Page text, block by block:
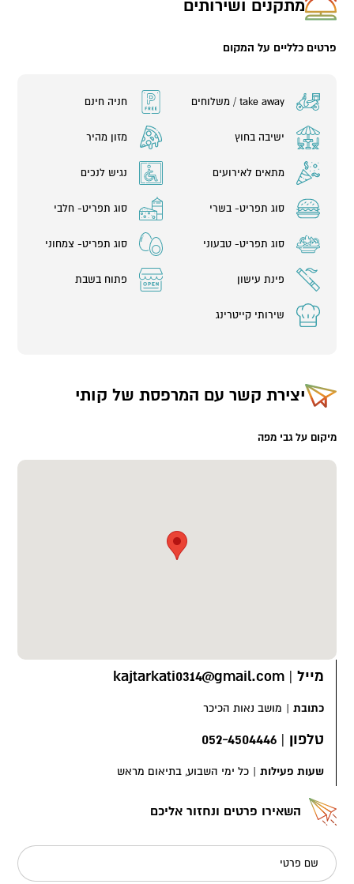
מתקנים ושירותים
פרטים כלליים על המקום
take away / משלוחים חניה חינם
ישיבה בחוץ מזון מהיר
מתאים לאירועים נגיש לנכים
סוג תפריט- בשרי סוג תפריט- חלבי
סוג תפריט- טבעוני סוג תפריט- צמחוני
פינת עישון פתוח בשבת
שירותי קייטרינג
יצירת קשר עם המרפסת של קותי
מיקום על גבי מפה
מייל |
kajtarkati0314@gmail.com
כתובת | מושב נאות הכיכר
טלפון |
052-4504446
שעות פעילות | כל ימי השבוע, בתיאום מראש
השאירו פרטים ונחזור אליכם
שם פרטי